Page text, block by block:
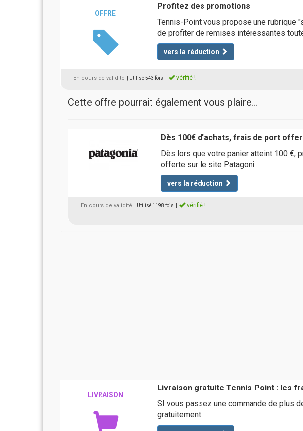
OFFRE
Profitez des promotions
Tennis-Point vous propose une rubrique
de profiter de remises intéressantes
vers la réduction
En cours de validité | Utilisé 543 fois vérifié !
Cette offre pourrait également vous plaire...
Dès 100€ d'achats, frais de port
Dès lors que votre panier atteint 100 €,
offerte sur le site Patagoni
vers la réduction
En cours de validité | Utilisé 1198 fois vérifié !
LIVRAISON
Livraison gratuite Tennis-Point : les
SI vous passez une commande de plus
gratuitement